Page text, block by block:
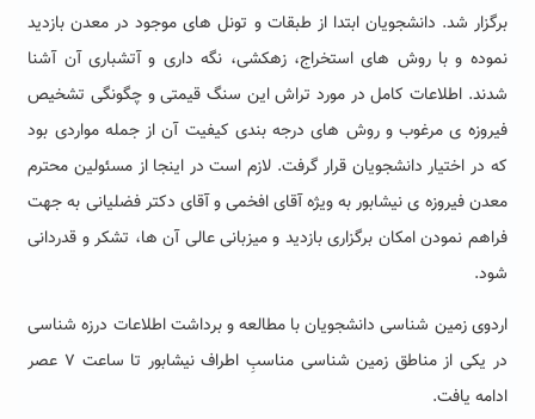
برگزار شد. دانشجویان ابتدا از طبقات و تونل های موجود در معدن بازدید
نموده و با روش های استخراج، زهکشی، نگه داری و آتشباری آن آشنا
شدند. اطلاعات کامل در مورد تراش این سنگ قیمتی و چگونگی تشخیص
فیروزه ی مرغوب و روش های درجه بندی کیفیت آن از جمله مواردی بود
که در اختیار دانشجویان قرار گرفت. لازم است در اینجا از مسئولین محترم
معدن فیروزه ی نیشابور به ویژه آقای افخمی و آقای دکتر فضلیانی به جهت
فراهم نمودن امکان برگزاری بازدید و میزبانی عالی آن ها، تشکر و قدردانی
شود.
اردوی زمین شناسی دانشجویان با مطالعه و برداشت اطلاعات درزه شناسی
در یکی از مناطق زمین شناسی مناسبِ اطراف نیشابور تا ساعت ۷ عصر
ادامه یافت.